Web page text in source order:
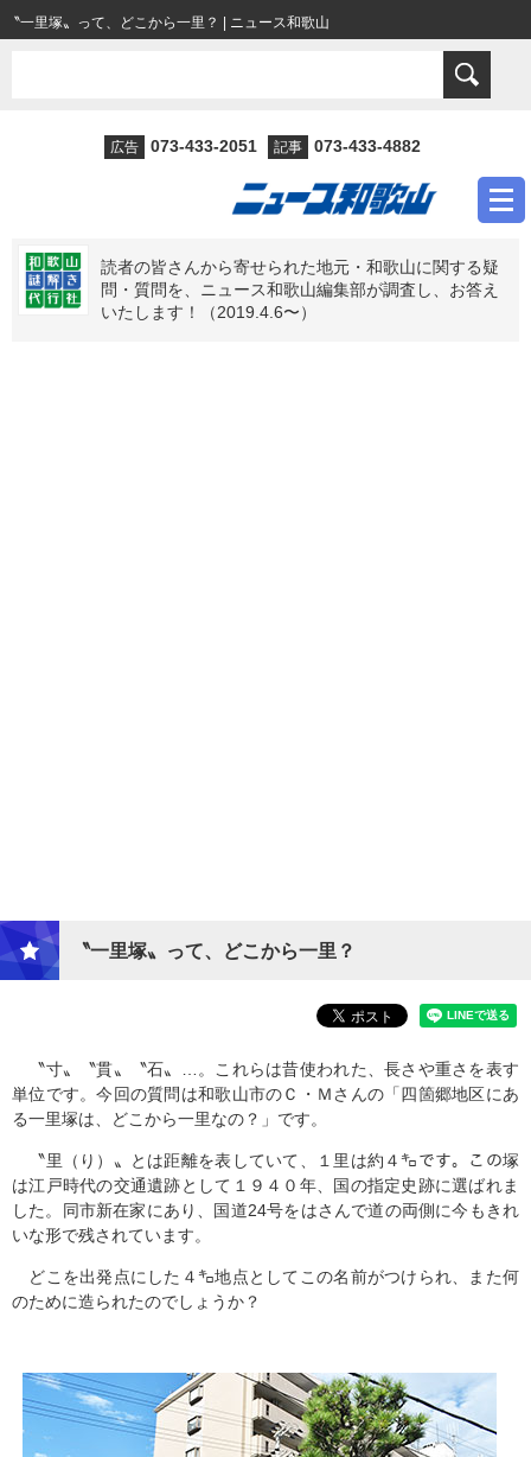
〝一里塚〟って、どこから一里？ | ニュース和歌山
広告 073-433-2051 記事 073-433-4882
読者の皆さんから寄せられた地元・和歌山に関する疑
問・質問を、ニュース和歌山編集部が調査し、お答え
いたします！（2019.4.6〜）
〝一里塚〟って、どこから一里？
〝寸〟〝貫〟〝石〟…。これらは昔使われた、長さや重さを表す
単位です。今回の質問は和歌山市のＣ・Ｍさんの「四箇郷地区にあ
る一里塚は、どこから一里なの？」です。
〝里（り）〟とは距離を表していて、１里は約４㌔です。この塚
は江戸時代の交通遺跡として１９４０年、国の指定史跡に選ばれま
した。同市新在家にあり、国道24号をはさんで道の両側に今もきれ
いな形で残されています。
どこを出発点にした４㌔地点としてこの名前がつけられ、また何
のために造られたのでしょうか？